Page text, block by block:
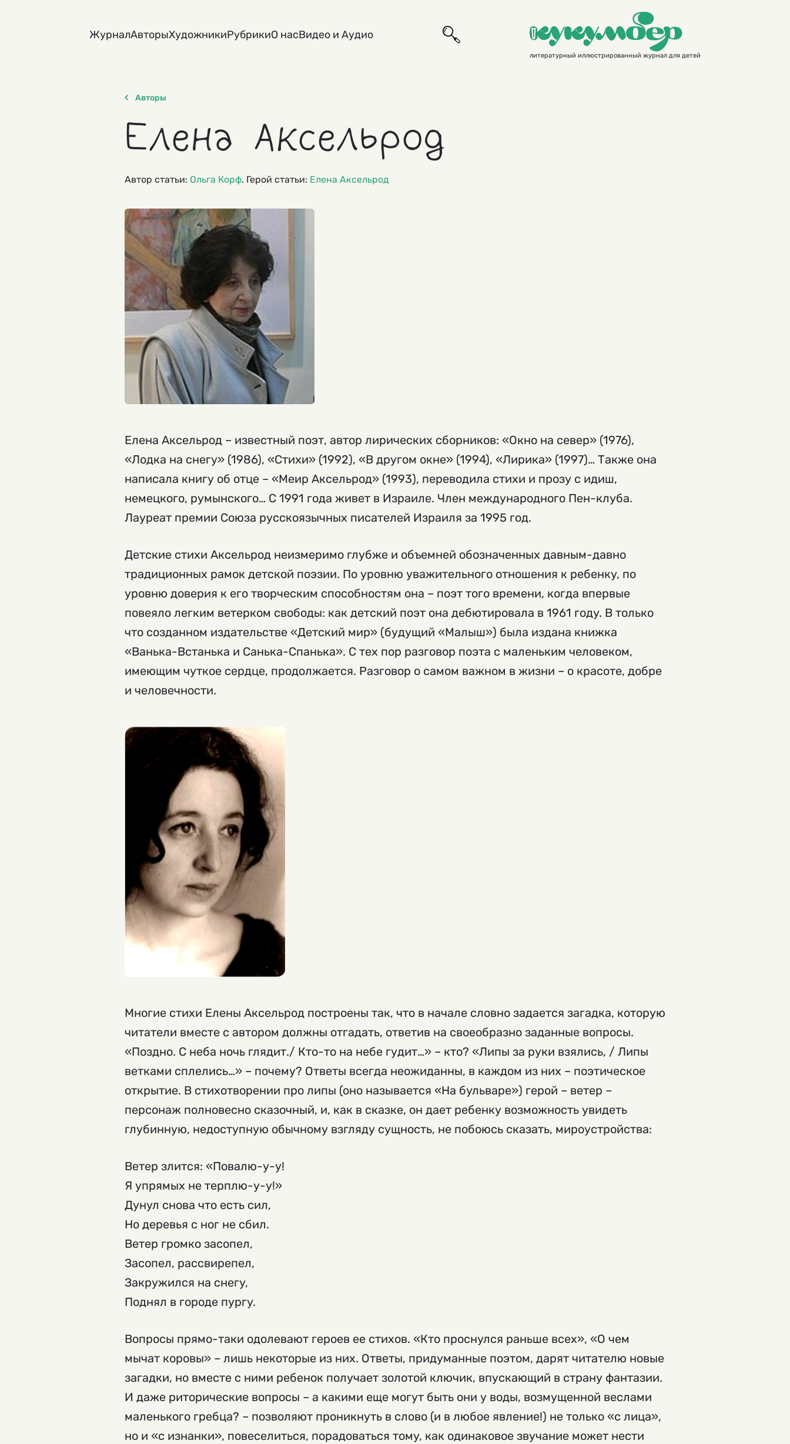
ЖурналАвторыХудожникиРубрикиО насВидео и Аудио
литературный иллюстрированный журнал для детей
Авторы
Елена Аксельрод
Автор статьи: Ольга Корф. Герой статьи: Елена Аксельрод
Елена Аксельрод – известный поэт, автор лирических сборников: «Окно на север» (1976),
«Лодка на снегу» (1986), «Стихи» (1992), «В другом окне» (1994), «Лирика» (1997)… Также она
написала книгу об отце – «Меир Аксельрод» (1993), переводила стихи и прозу с идиш,
немецкого, румынского… С 1991 года живет в Израиле. Член международного Пен-клуба.
Лауреат премии Союза русскоязычных писателей Израиля за 1995 год.
Детские стихи Аксельрод неизмеримо глубже и объемней обозначенных давным-давно
традиционных рамок детской поэзии. По уровню уважительного отношения к ребенку, по
уровню доверия к его творческим способностям она – поэт того времени, когда впервые
повеяло легким ветерком свободы: как детский поэт она дебютировала в 1961 году. В только
что созданном издательстве «Детский мир» (будущий «Малыш») была издана книжка
«Ванька-Встанька и Санька-Спанька». С тех пор разговор поэта с маленьким человеком,
имеющим чуткое сердце, продолжается. Разговор о самом важном в жизни – о красоте, добре
и человечности.
Многие стихи Елены Аксельрод построены так, что в начале словно задается загадка, которую
читатели вместе с автором должны отгадать, ответив на своеобразно заданные вопросы.
«Поздно. С неба ночь глядит./ Кто-то на небе гудит…» – кто? «Липы за руки взялись, / Липы
ветками сплелись…» – почему? Ответы всегда неожиданны, в каждом из них – поэтическое
открытие. В стихотворении про липы (оно называется «На бульваре») герой – ветер –
персонаж полновесно сказочный, и, как в сказке, он дает ребенку возможность увидеть
глубинную, недоступную обычному взгляду сущность, не побоюсь сказать, мироустройства:
Ветер злится: «Повалю-у-у!
Я упрямых не терплю-у-у!»
Дунул снова что есть сил,
Но деревья с ног не сбил.
Ветер громко засопел,
Засопел, рассвирепел,
Закружился на снегу,
Поднял в городе пургу.
Вопросы прямо-таки одолевают героев ее стихов. «Кто проснулся раньше всех», «О чем
мычат коровы» – лишь некоторые из них. Ответы, придуманные поэтом, дарят читателю новые
загадки, но вместе с ними ребенок получает золотой ключик, впускающий в страну фантазии.
И даже риторические вопросы – а какими еще могут быть они у воды, возмущенной веслами
маленького гребца? – позволяют проникнуть в слово (и в любое явление!) не только «с лица»,
но и «с изнанки», повеселиться, порадоваться тому, как одинаковое звучание может нести